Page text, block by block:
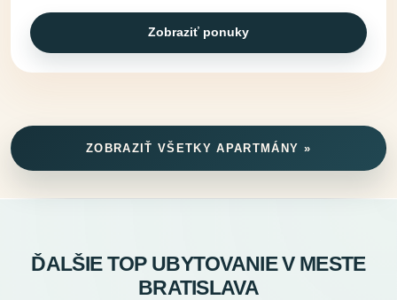
Zobraziť ponuky
ZOBRAZIŤ VŠETKY APARTMÁNY »
ĎALŠIE TOP UBYTOVANIE V MESTE
BRATISLAVA